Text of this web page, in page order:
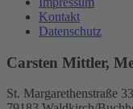
Kontakt
Datenschutz
Carsten Mittler,
St. Margarethenstraße